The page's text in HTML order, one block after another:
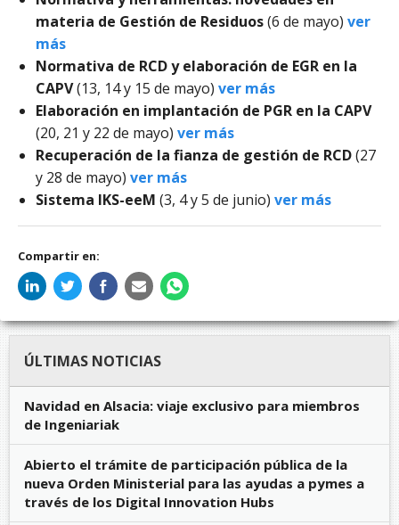
materia de Gestión de Residuos(6 de mayo) ver
más
Normativa de RCD y elaboración de EGR en la
CAPV(13, 14 y 15 de mayo) ver más
Elaboración en implantación de PGR en la CAPV
(20, 21 y 22 de mayo) ver más
Recuperación de la fianza de gestión de RCD(27
y 28 de mayo) ver más
Sistema IKS-eeM (3, 4 y 5 de junio) ver más
Compartir en:
ÚLTIMAS NOTICIAS
Navidad en Alsacia: viaje exclusivo para miembros
de Ingeniariak
Abierto el trámite de participación pública de la
nueva Orden Ministerial para las ayudas a pymes a
través de los Digital Innovation Hubs